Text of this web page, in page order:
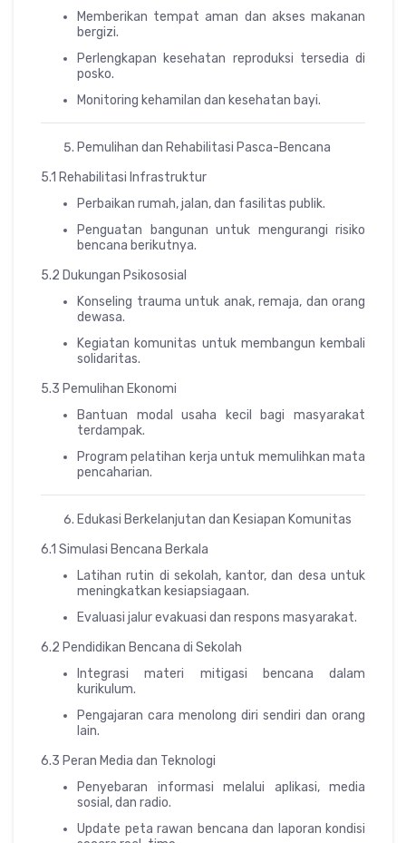
Memberikan tempat aman dan akses makanan
bergizi.
Perlengkapan kesehatan reproduksi tersedia di
posko.
Monitoring kehamilan dan kesehatan bayi.
Pemulihan dan Rehabilitasi Pasca-Bencana
5.1 Rehabilitasi Infrastruktur
Perbaikan rumah, jalan, dan fasilitas publik.
Penguatan bangunan untuk mengurangi risiko
bencana berikutnya.
5.2 Dukungan Psikososial
Konseling trauma untuk anak, remaja, dan orang
dewasa.
Kegiatan komunitas untuk membangun kembali
solidaritas.
5.3 Pemulihan Ekonomi
Bantuan modal usaha kecil bagi masyarakat
terdampak.
Program pelatihan kerja untuk memulihkan mata
pencaharian.
Edukasi Berkelanjutan dan Kesiapan Komunitas
6.1 Simulasi Bencana Berkala
Latihan rutin di sekolah, kantor, dan desa untuk
meningkatkan kesiapsiagaan.
Evaluasi jalur evakuasi dan respons masyarakat.
6.2 Pendidikan Bencana di Sekolah
Integrasi materi mitigasi bencana dalam
kurikulum.
Pengajaran cara menolong diri sendiri dan orang
lain.
6.3 Peran Media dan Teknologi
Penyebaran informasi melalui aplikasi, media
sosial, dan radio.
Update peta rawan bencana dan laporan kondisi